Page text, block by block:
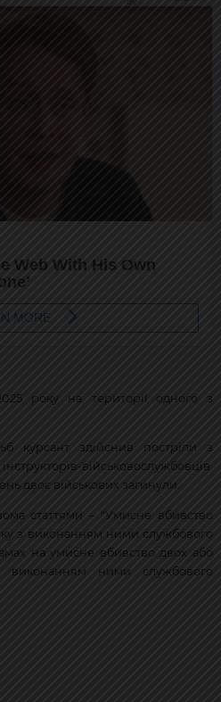
року на території одного з
курсант здійснив постріли з
військовослужбовців.
двоє військових загинули.
статтями – "Умисне вбивство
з виконанням ними службового
на умисне вбивство двох або
виконанням ними службового